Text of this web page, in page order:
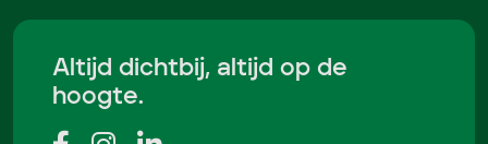
Altijd dichtbij, altijd op de
hoogte.